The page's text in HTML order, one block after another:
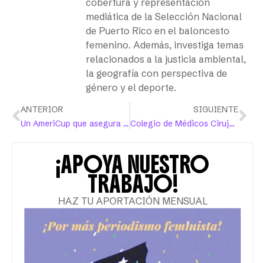
cobertura y representación
mediática de la Selección Nacional
de Puerto Rico en el baloncesto
femenino. Además, investiga temas
relacionados a la justicia ambiental,
la geografía con perspectiva de
género y el deporte.
ANTERIOR
Un AmeriCup que asegura continuidad con interrogantes
SIGUIENTE
Colegio de Médicos Cirujanos pide veto a proyecto que atenta contra los derechos de la niñez y las juventudes trans
¡APOYA NUESTRO
TRABAJO!
HAZ TU APORTACIÓN MENSUAL